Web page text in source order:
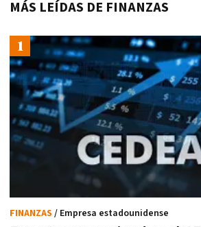
MÁS LEÍDAS DE FINANZAS
FINANZAS / Empresa estadounidense